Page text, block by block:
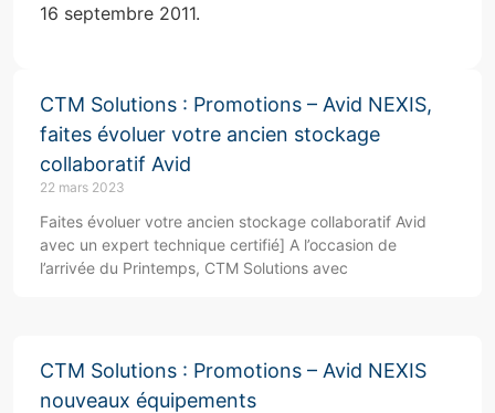
16 septembre 2011.
CTM Solutions : Promotions – Avid NEXIS,
faites évoluer votre ancien stockage
collaboratif Avid
22 mars 2023
Faites évoluer votre ancien stockage collaboratif Avid
avec un expert technique certifié] A l’occasion de
l’arrivée du Printemps, CTM Solutions avec
CTM Solutions : Promotions – Avid NEXIS
nouveaux équipements